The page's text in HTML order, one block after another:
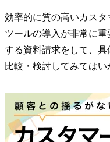
効率的に質の高いカスタ
ツールの導入が非常に
する資料請求をして、
比較・検討してみてはい